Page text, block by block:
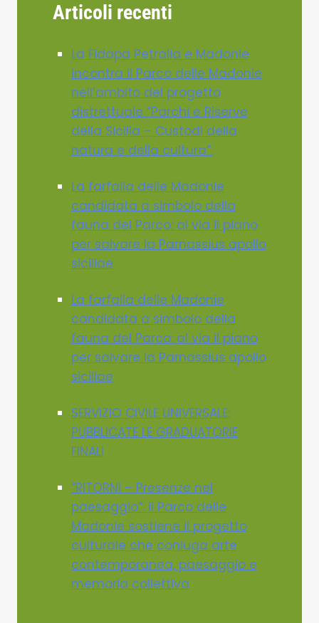
Articoli recenti
La Fidapa Petralia e Madonie
incontra il Parco delle Madonie
nell’ambito del progetto
distrettuale “Parchi e Riserve
della Sicilia – Custodi della
natura e della cultura”.
La farfalla delle Madonie
candidata a simbolo della
fauna del Parco: al via il piano
per salvare la Parnassius apollo
siciliae
La farfalla delle Madonie
candidata a simbolo della
fauna del Parco: al via il piano
per salvare la Parnassius apollo
siciliae
SERVIZIO CIVILE UNIVERSALE:
PUBBLICATE LE GRADUATORIE
FINALI
“RITORNI – Presenze nel
paesaggio”: il Parco delle
Madonie sostiene il progetto
culturale che coniuga arte
contemporanea, paesaggio e
memoria collettiva